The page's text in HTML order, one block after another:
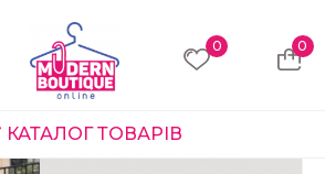
0 0
КАТАЛОГ ТОВАРІВ